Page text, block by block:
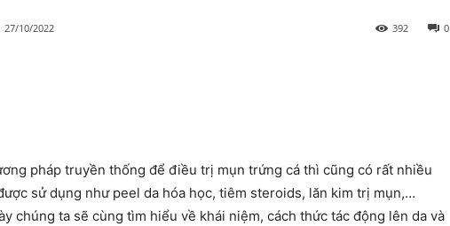
27/10/2022 0
392
pháp truyền thống để điều trị mụn trứng cá thì cũng có rất nhiều
sử dụng như peel da hóa học, tiêm steroids, lăn kim trị mụn,…
chúng ta sẽ cùng tìm hiểu về khái niệm, cách thức tác động lên da và